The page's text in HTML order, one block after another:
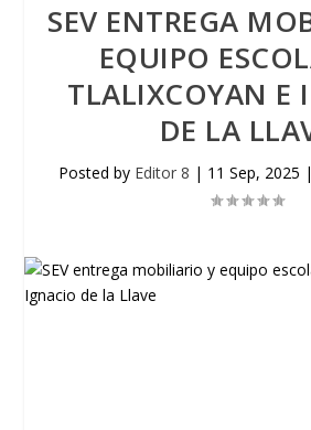
SEV ENTREGA
EQUIPO
TLALIXCOYAN E
DE LA
Posted by Editor 8 | 11 Sep, 2025 |